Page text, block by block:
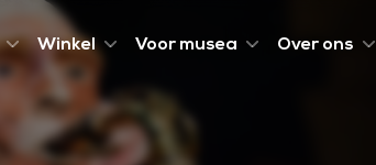
Winkel Voor musea Over ons